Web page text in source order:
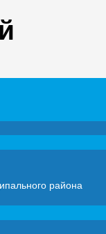
района